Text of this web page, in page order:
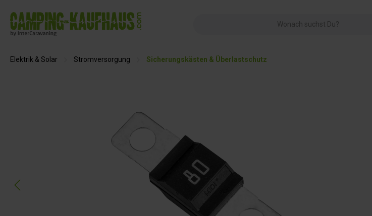
Zur Hauptnavigation springen
Elektrik & Solar Stromversorgung Sicherungskästen & Überlastschutz